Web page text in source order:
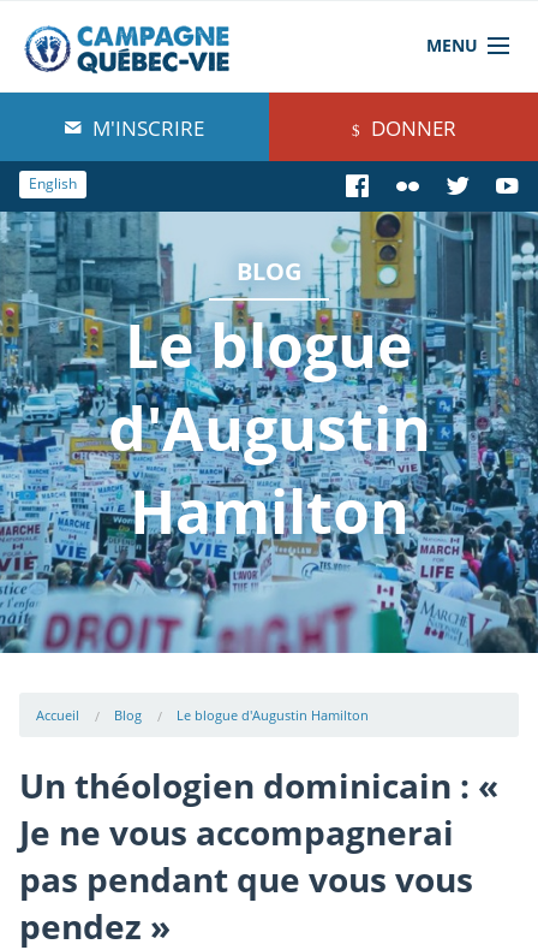
MENU
À propos de nous
Blog
Comprendre
Agir
Boutique
M'INSCRIRE DONNER
English
BLOG
Le blogue
d'Augustin
Hamilton
Accueil Blog Le blogue d'Augustin Hamilton
Un théologien dominicain : «
Je ne vous accompagnerai
pas pendant que vous vous
pendez »